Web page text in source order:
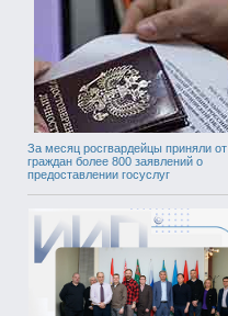
За месяц росгвардейцы приняли от
граждан более 800 заявлений о
предоставлении госуслуг